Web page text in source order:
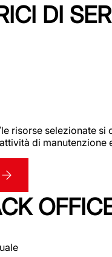
DI
le risorse
di